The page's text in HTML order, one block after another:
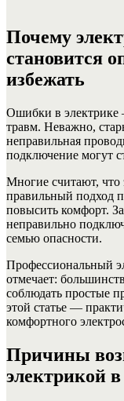
Почему
становится
избежать
Ошибки в
травм. Неважно,
неправильная
подключение могут
Многие считают,
правильный подход
повысить комфорт.
неправильно
семью опасности.
Профессиональный
отмечает:
соблюдать простые
этой статье —
комфортного
Причины
электрикой